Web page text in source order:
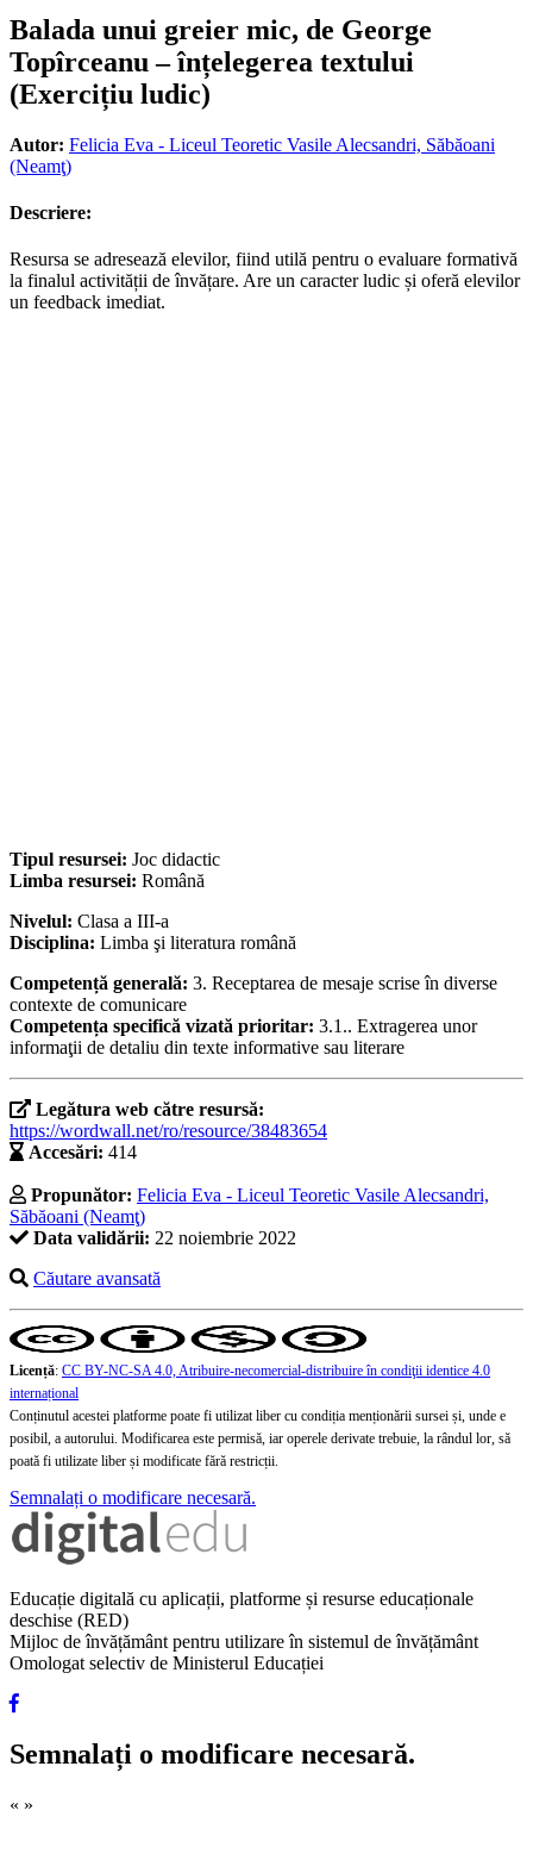
Balada unui greier mic, de George
Topîrceanu – înțelegerea textului
(Exercițiu ludic)
Autor: Felicia Eva - Liceul Teoretic Vasile Alecsandri, Săbăoani
(Neamţ)
Descriere:
Resursa se adresează elevilor, fiind utilă pentru o evaluare formativă
la finalul activității de învățare. Are un caracter ludic și oferă elevilor
un feedback imediat.
Tipul resursei: Joc didactic
Limba resursei: Română
Nivelul: Clasa a III-a
Disciplina: Limba şi literatura română
Competență generală: 3. Receptarea de mesaje scrise în diverse
contexte de comunicare
Competența specifică vizată prioritar: 3.1.. Extragerea unor
informaţii de detaliu din texte informative sau literare
Legătura web către resursă:
https://wordwall.net/ro/resource/38483654
Accesări: 414
Propunător: Felicia Eva - Liceul Teoretic Vasile Alecsandri,
Săbăoani (Neamţ)
Data validării: 22 noiembrie 2022
Căutare avansată
Licență: CC BY-NC-SA 4.0, Atribuire-necomercial-distribuire în condiţii identice 4.0
internațional
Conținutul acestei platforme poate fi utilizat liber cu condiția menționării sursei și, unde e
posibil, a autorului. Modificarea este permisă, iar operele derivate trebuie, la rândul lor, să
poată fi utilizate liber și modificate fără restricții.
Semnalați o modificare necesară.
Educație digitală cu aplicații, platforme și resurse educaționale
deschise (RED)
Mijloc de învățământ pentru utilizare în sistemul de învățământ
Omologat selectiv de Ministerul Educației
Semnalați o modificare necesară.
« »